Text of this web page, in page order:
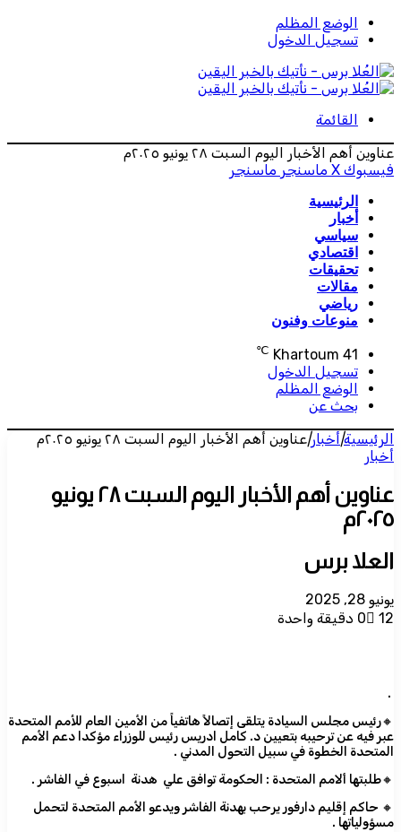
الوضع المظلم
تسجيل الدخول
القائمة
عناوين أهم الأخبار اليوم السبت ٢٨ يونيو ٢٠٢٥م
فيسبوك ‫X ماسنجر ماسنجر
الرئيسية
أخبار
سياسي
اقتصادي
تحقيقات
مقالات
رياضي
منوعات وفنون
Khartoum 41
℃
تسجيل الدخول
الوضع المظلم
بحث عن
الرئيسية|أخبار|عناوين أهم الأخبار اليوم السبت ٢٨ يونيو ٢٠٢٥م
أخبار
عناوين أهم الأخبار اليوم السبت ٢٨ يونيو
٢٠٢٥م
العلا برس
يونيو 28, 2025
0
12 دقيقة واحدة
.
🔸رئيس مجلس السيادة يتلقى إتصالاً هاتفياً من الأمين العام للأمم المتحدة
عبر فيه عن ترحيبه بتعيين د. كامل ادريس رئيس للوزراء مؤكدا دعم الأمم
المتحدة الخطوة في سبيل التحول المدني .
🔸طلبتها ألامم المتحدة : الحكومة توافق علي هدنة اسبوع في الفاشر .
🔸 حاكم إقليم دارفور يرحب بهدنة الفاشر ويدعو الأمم المتحدة لتحمل
مسؤولياتها .